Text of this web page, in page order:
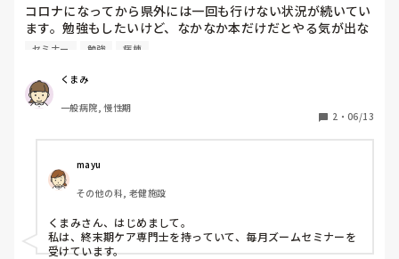
コロナになってから県外には一回も行けない状況が続いてい
ます。勉強もしたいけど、なかなか本だけだとやる気が出な
い時もあり困っています。
オススメのWebセミナー(どこの会社のがいいか)があれば教
えて下さい。
セミナー 勉強 病棟
くまみ
一般病院, 慢性期
2 ・ 06/13
mayu
その他の科, 老健施設
くまみさん、はじめまして。
私は、終末期ケア専門士を持っていて、毎月ズームセミナーを
受けています。